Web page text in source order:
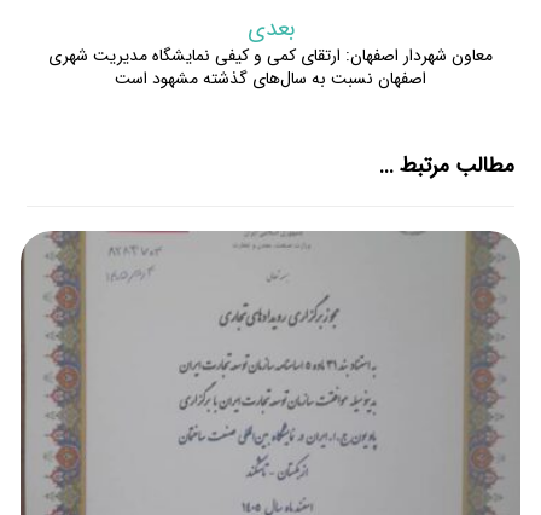
بعدی
معاون شهردار اصفهان: ارتقای کمی و کیفی نمایشگاه مدیریت شهری
اصفهان نسبت به سال‌های گذشته مشهود است
مطالب مرتبط ...